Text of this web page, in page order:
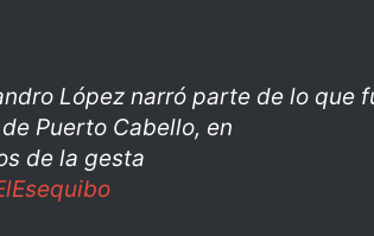
López narró parte de lo que
Puerto Cabello, en
de la gesta